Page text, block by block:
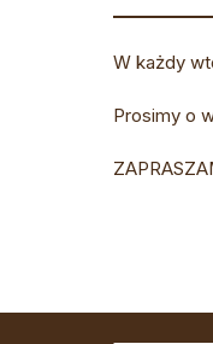
W każdy
Prosimy o